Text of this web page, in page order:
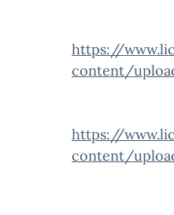
https://
content/
https://
content/